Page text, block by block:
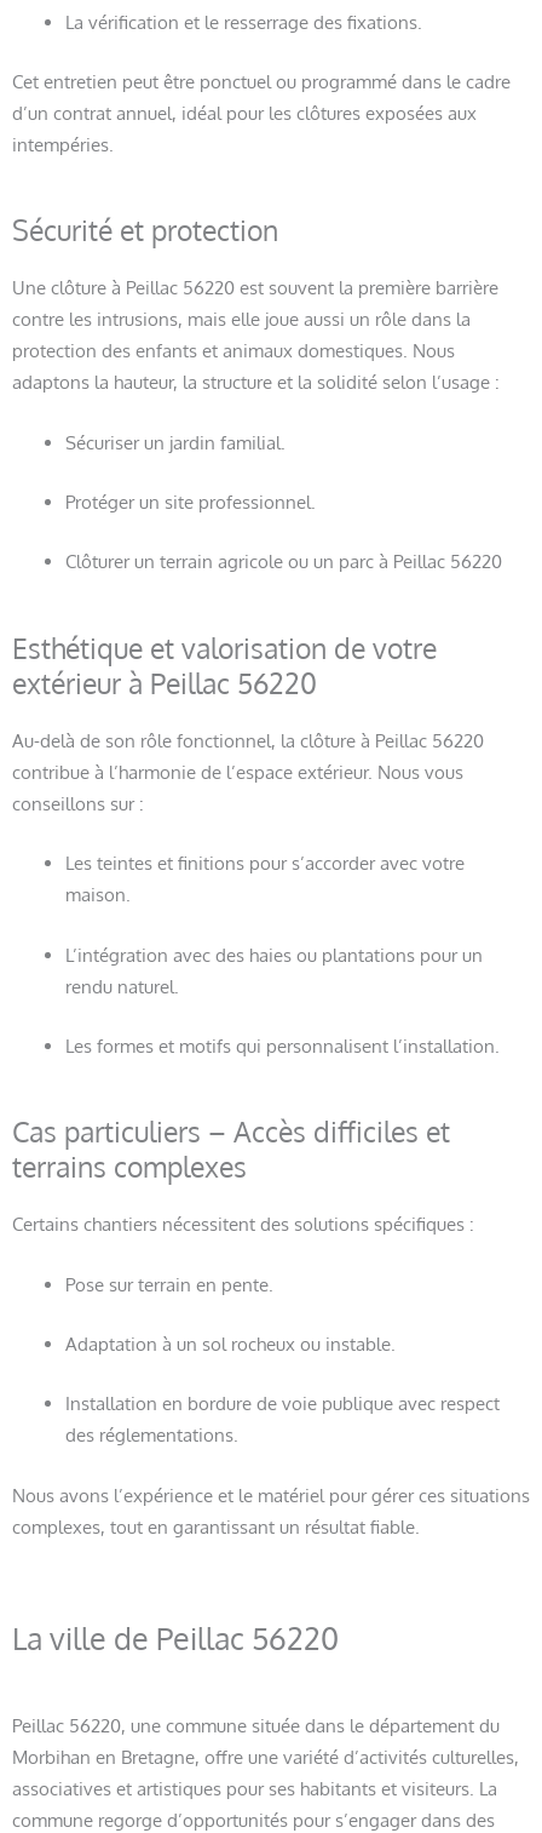
La vérification et le resserrage des fixations.
Cet entretien peut être ponctuel ou programmé dans le cadre
d’un contrat annuel, idéal pour les clôtures exposées aux
intempéries.
Sécurité et protection
Une clôture à Peillac 56220 est souvent la première barrière
contre les intrusions, mais elle joue aussi un rôle dans la
protection des enfants et animaux domestiques. Nous
adaptons la hauteur, la structure et la solidité selon l’usage :
Sécuriser un jardin familial.
Protéger un site professionnel.
Clôturer un terrain agricole ou un parc à Peillac 56220
Esthétique et valorisation de votre
extérieur à Peillac 56220
Au-delà de son rôle fonctionnel, la clôture à Peillac 56220
contribue à l’harmonie de l’espace extérieur. Nous vous
conseillons sur :
Les teintes et finitions pour s’accorder avec votre
maison.
L’intégration avec des haies ou plantations pour un
rendu naturel.
Les formes et motifs qui personnalisent l’installation.
Cas particuliers – Accès difficiles et
terrains complexes
Certains chantiers nécessitent des solutions spécifiques :
Pose sur terrain en pente.
Adaptation à un sol rocheux ou instable.
Installation en bordure de voie publique avec respect
des réglementations.
Nous avons l’expérience et le matériel pour gérer ces situations
complexes, tout en garantissant un résultat fiable.
La ville de Peillac 56220
Peillac 56220, une commune située dans le département du
Morbihan en Bretagne, offre une variété d’activités culturelles,
associatives et artistiques pour ses habitants et visiteurs. La
commune regorge d’opportunités pour s’engager dans des